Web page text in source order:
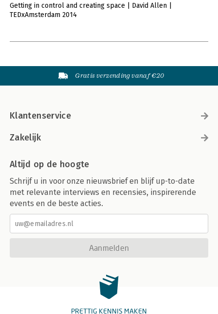
Getting in control and creating space | David Allen |
TEDxAmsterdam 2014
Gratis verzending vanaf €20
Klantenservice
Zakelijk
Altijd op de hoogte
Schrijf u in voor onze nieuwsbrief en blijf up-to-date
met relevante interviews en recensies, inspirerende
events en de beste acties.
Aanmelden
PRETTIG KENNIS MAKEN